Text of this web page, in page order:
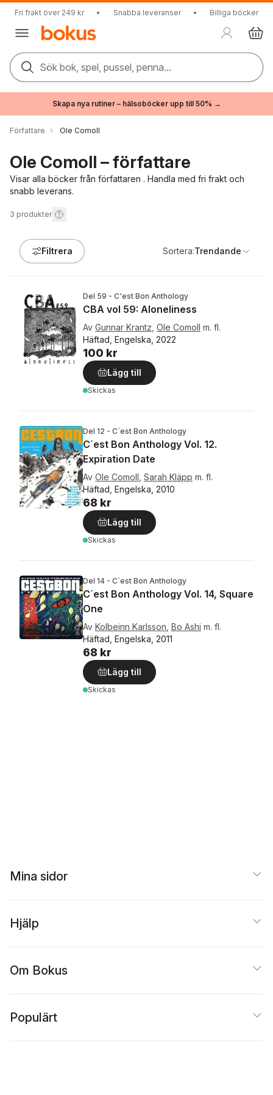
Fri frakt över 249 kr • Snabba leveranser • Billiga böcker
Sök bok, spel, pussel, penna...
Skapa nya rutiner – hälsoböcker upp till 50% →
Författare Ole Comoll
Ole Comoll – författare
Visar alla böcker från författaren . Handla med fri frakt och
snabb leverans.
3 produkter
Filtrera Sortera:Trendande
Del 59 - C'est Bon Anthology
CBA vol 59: Aloneliness
Av Gunnar Krantz Ole Comoll m. fl.
Häftad, Engelska, 2022
100 kr
Lägg till
Skickas
Del 12 - C´est Bon Anthology
C´est Bon Anthology Vol. 12.
Expiration Date
Av Ole Comoll Sarah Kläpp m. fl.
Häftad, Engelska, 2010
68 kr
Lägg till
Skickas
Del 14 - C´est Bon Anthology
C´est Bon Anthology Vol. 14, Square
One
Av Kolbeinn Karlsson Bo Ashi m. fl.
Häftad, Engelska, 2011
68 kr
Lägg till
Skickas
Mina sidor
Hjälp
Om Bokus
Populärt